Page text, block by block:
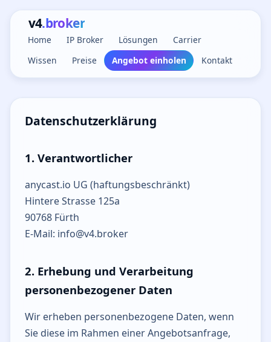
v4.broker
Home IP Broker Lösungen
Carrier
Wissen
Preise Angebot einholen Kontakt
Datenschutzerklärung
1. Verantwortlicher
anycast.io UG (haftungsbeschränkt)
Hintere Strasse 125a
90768 Fürth
E-Mail: info@v4.broker
2. Erhebung und Verarbeitung
personenbezogener Daten
Wir erheben personenbezogene Daten, wenn
Sie diese im Rahmen einer Angebotsanfrage,